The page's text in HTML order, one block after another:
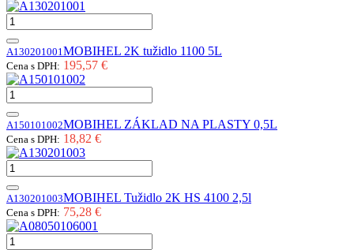
A130201001MOBIHEL 2K tužidlo 1100 5L
Cena s DPH: 195,57 €
A150101002MOBIHEL ZÁKLAD NA PLASTY 0,5L
Cena s DPH: 18,82 €
A130201003MOBIHEL Tužidlo 2K HS 4100 2,5l
Cena s DPH: 75,28 €